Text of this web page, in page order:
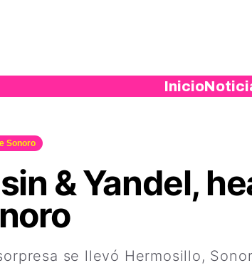
Inicio
Sonoro
& Yandel,
se llevó Hermosillo,